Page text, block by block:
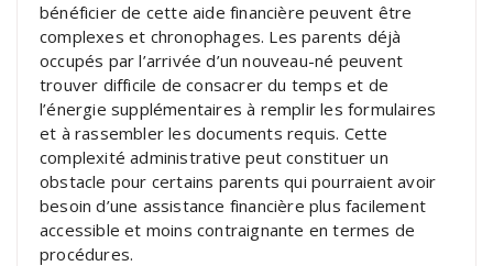
bénéficier de cette aide financière peuvent être
complexes et chronophages. Les parents déjà
occupés par l’arrivée d’un nouveau-né peuvent
trouver difficile de consacrer du temps et de
l’énergie supplémentaires à remplir les formulaires
et à rassembler les documents requis. Cette
complexité administrative peut constituer un
obstacle pour certains parents qui pourraient avoir
besoin d’une assistance financière plus facilement
accessible et moins contraignante en termes de
procédures.